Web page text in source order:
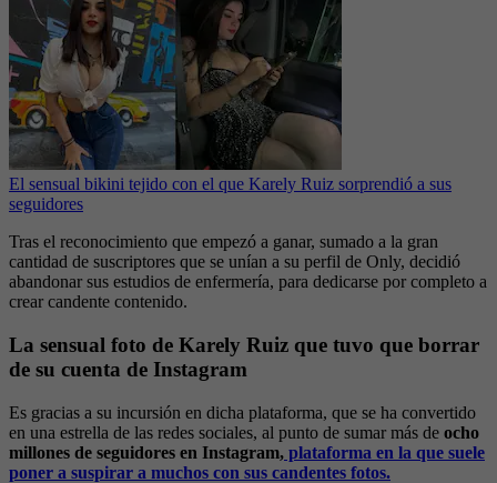
El sensual bikini tejido con el que Karely Ruiz sorprendió a sus
seguidores
Tras el reconocimiento que empezó a ganar, sumado a la gran
cantidad de suscriptores que se unían a su perfil de Only, decidió
abandonar sus estudios de enfermería, para dedicarse por completo a
crear candente contenido.
La sensual foto de Karely Ruiz que tuvo que borrar
de su cuenta de Instagram
Es gracias a su incursión en dicha plataforma, que se ha convertido
en una estrella de las redes sociales, al punto de sumar más de ocho
millones de seguidores en Instagram, plataforma en la que suele
poner a suspirar a muchos con sus candentes fotos.